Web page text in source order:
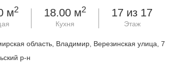
м2 18.00 м2
Кухня
17 из 17
Этаж
область, Владимир, Верезинская улица, 7
р-н